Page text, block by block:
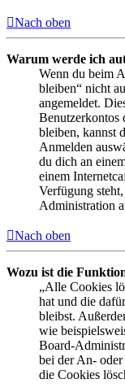
Nach oben
Warum werde ich
Wenn du beim
bleiben“ nicht
angemeldet.
Benutzerkontos
bleiben, kannst
Anmelden
du dich an
einem
Verfügung
Administration
Nach oben
Wozu ist die
„Alle Cookies
hat und die
bleibst.
wie
Board-
bei der An-
die Cookies